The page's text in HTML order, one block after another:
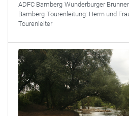
ADFC Bamberg Wunderburger
Bamberg Tourenleitung: Herrn und
Tourenleiter